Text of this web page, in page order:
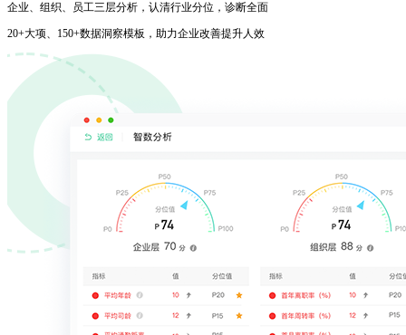
企业、组织、员工三层分析，认清行业分位，诊断全面
20+大项、150+数据洞察模板，助力企业改善提升人效